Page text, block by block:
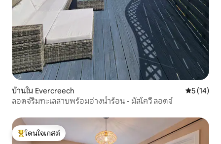
บ้านใน Evercreech คะแนนเฉลี่
5 (14)
ลอดจ์ริมทะเลสาบพร้อมอ่างน้ำร้อน - มัสโควี ลอดจ์
โดนใจเกสต์ที่สุด
โดนใจเกสต์